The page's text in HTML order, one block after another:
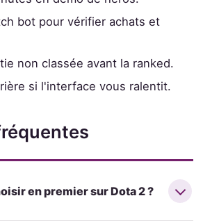
bot pour vérifier achats et
non classée avant la ranked.
si l'interface vous ralentit.
en premier sur Dota 2 ?